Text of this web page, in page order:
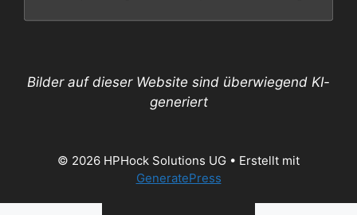
Bilder auf dieser Website sind überwiegend KI-
generiert
© 2026 HPHock Solutions UG • Erstellt mit
GeneratePress